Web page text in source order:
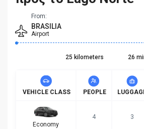
From:
BRASILIA
Airport
25 kilometers 26
VEHICLE CLASS PEOPLE
Economy
4 3